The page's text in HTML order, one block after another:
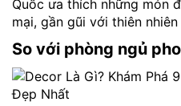
Quốc ưa thích những món
mại, gần gũi với thiên nhiên
So với phòng ngủ